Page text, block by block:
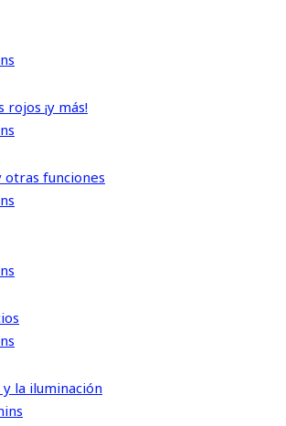
¡y más!
otras funciones
la iluminación